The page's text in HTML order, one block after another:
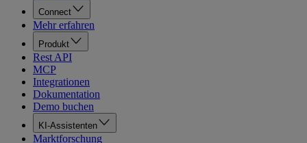
Connect
Mehr erfahren
Produkt
Rest API
MCP
Integrationen
Dokumentation
Demo buchen
KI-Assistenten
Marktforschung